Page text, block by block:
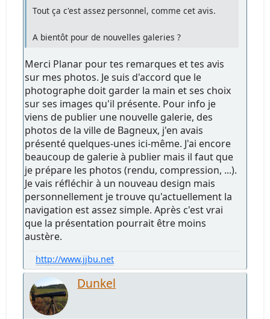
Tout ça c'est assez personnel, comme cet avis.
A bientôt pour de nouvelles galeries ?
Merci Planar pour tes remarques et tes avis
sur mes photos. Je suis d'accord que le
photographe doit garder la main et ses choix
sur ses images qu'il présente. Pour info je
viens de publier une nouvelle galerie, des
photos de la ville de Bagneux, j'en avais
présenté quelques-unes ici-même. J'ai encore
beaucoup de galerie à publier mais il faut que
je prépare les photos (rendu, compression, ...).
Je vais réfléchir à un nouveau design mais
personnellement je trouve qu'actuellement la
navigation est assez simple. Après c'est vrai
que la présentation pourrait être moins
austère.
http://www.jjbu.net
Dunkel